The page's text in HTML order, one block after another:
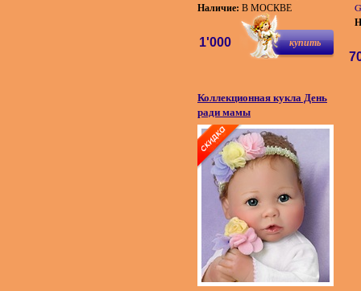
Наличие: В МОСКВЕ
купить
1'000
Коллекционная кукла День
ради мамы